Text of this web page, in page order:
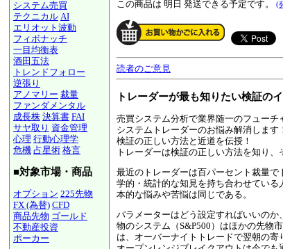
システム売買
テクニカル AI
エリオット波動
フィボナッチ
一目均衡表
酒田五法
トレンドフォロー
逆張り
アノマリー 裁量
ファンダメンタル
成長株 決算書 FAI
サヤ取り 資金管理
心理 行動心理学
危機 占星術 格言
■対象市場・商品
オプション 225先物
FX (為替) CFD
商品先物 ゴールド
不動産投資
ポーカー
この商品は 明日 発送できる予定です。
(
読者のご意見
トレーダーが最も知りたい検証の
売買システム分析で業界随一のフューチ
システムトレーダーのお悩み解消します
検証の正しい方法と近道を伝授！
トレーダーは検証の正しい方法を知り
最近のトレーダーは百パーセント裁量
学的・統計的な知見を持ち合わせてい
本的な悩みや苦悩は同じである。
パラメーターはどう設定すればいいの
物のシステム（S&P500）はほかの先物
は、オーバーナイトトレードで翌朝の